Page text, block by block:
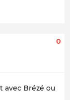
0
avec Brézé ou